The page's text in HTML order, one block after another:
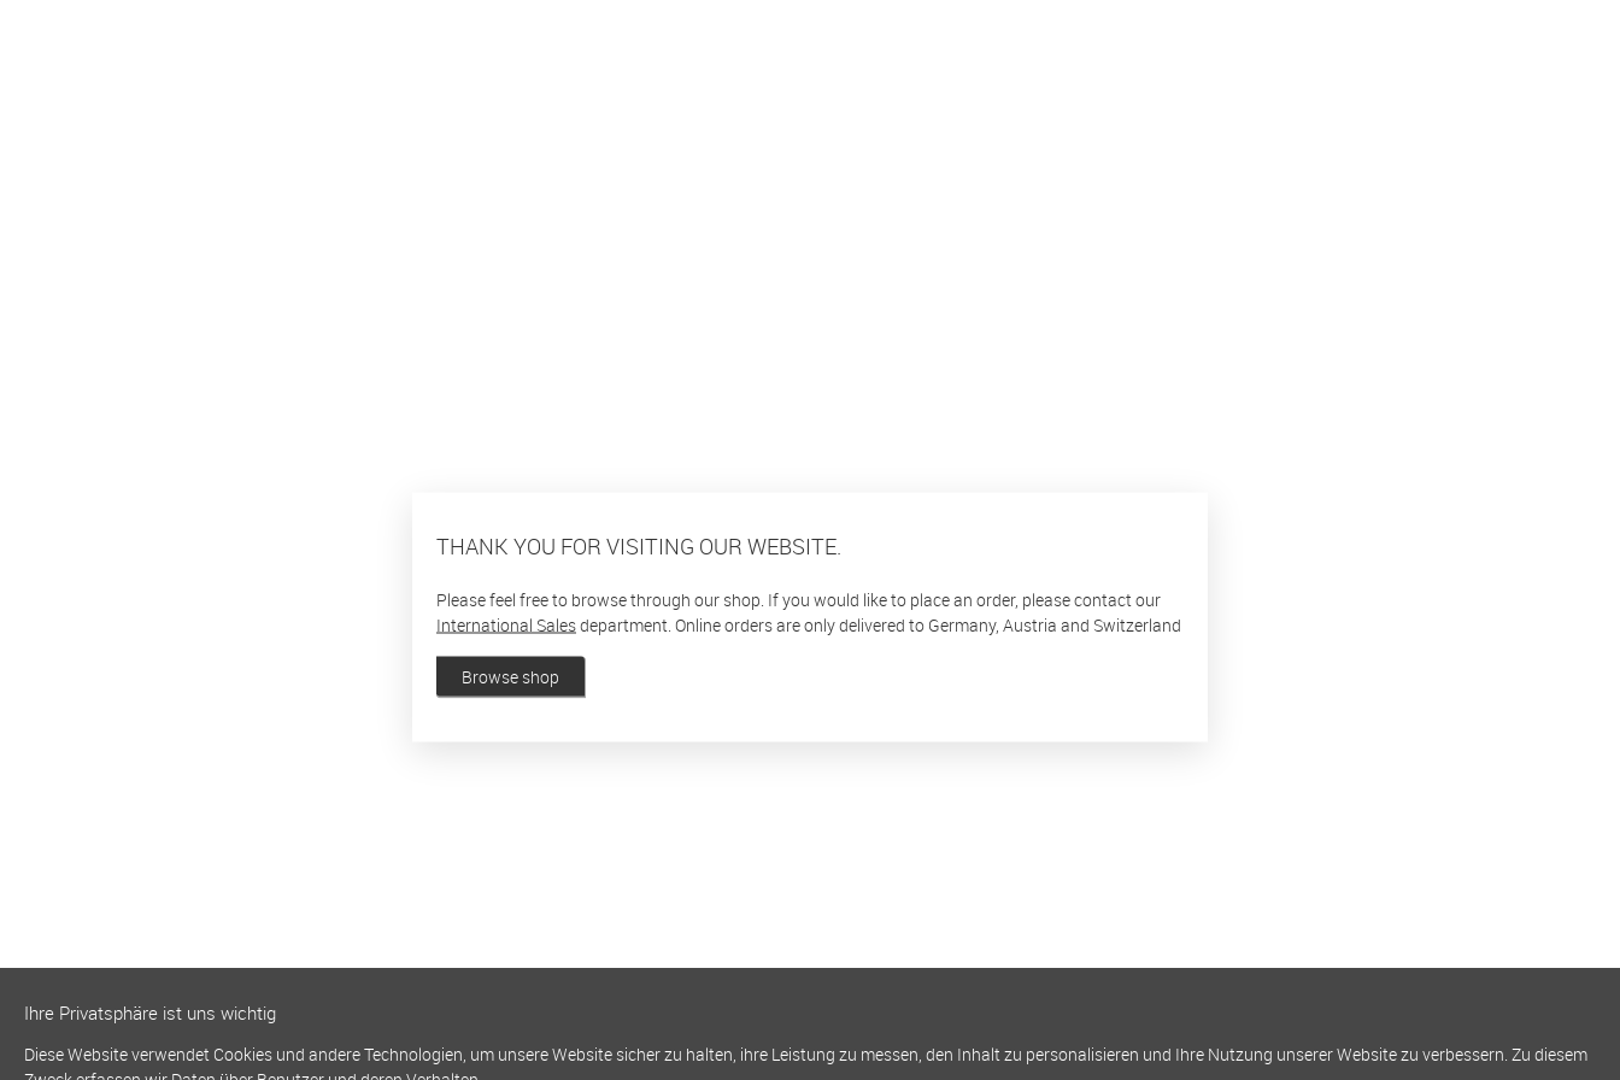
THANK YOU FOR VISITING OUR WEBSITE.
Please feel free to browse through our shop. If you would like to place an order, please contact our
International Salesdepartment. Online orders are only delivered to Germany, Austria and Switzerland
Browse shop
Ihre Privatsphäre ist uns wichtig
Diese Website verwendet Cookies und andere Technologien, um unsere Website sicher zu halten, ihre Leistung zu messen, den Inhalt zu personalisieren und Ihre Nutzung unserer Website zu verbessern. Zu diesem